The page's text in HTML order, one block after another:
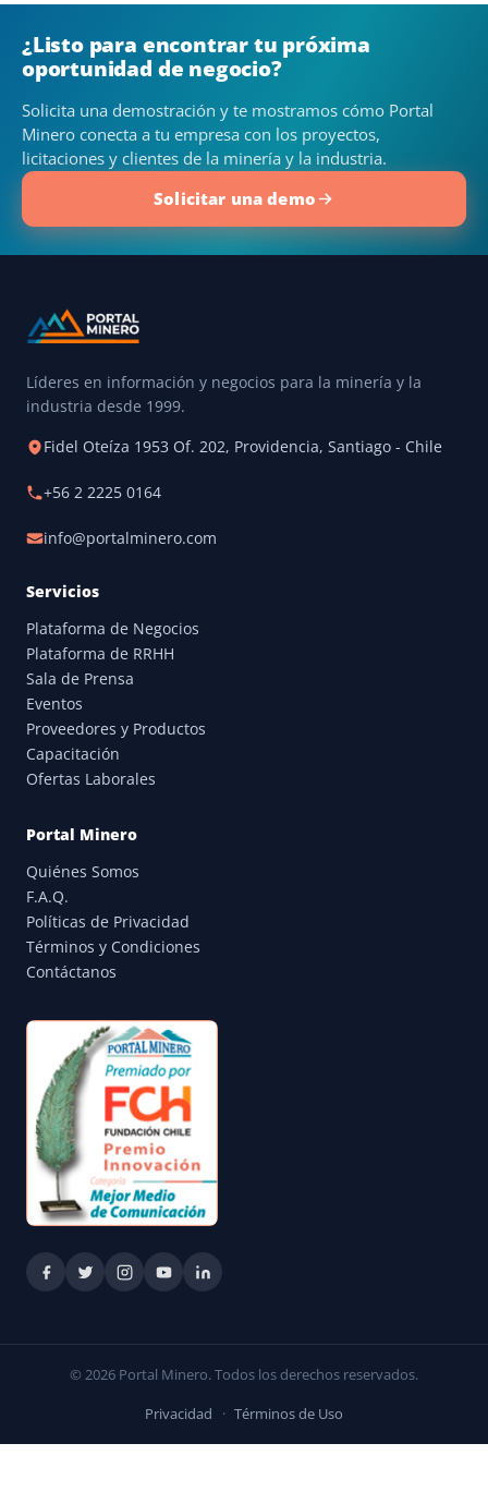
¿Listo para encontrar tu próxima
oportunidad de negocio?
Solicita una demostración y te mostramos cómo Portal
Minero conecta a tu empresa con los proyectos,
licitaciones y clientes de la minería y la industria.
Solicitar una demo
Líderes en información y negocios para la minería y la
industria desde 1999.
Fidel Oteíza 1953 Of. 202, Providencia, Santiago - Chile
+56 2 2225 0164
info@portalminero.com
Servicios
Plataforma de Negocios
Plataforma de RRHH
Sala de Prensa
Eventos
Proveedores y Productos
Capacitación
Ofertas Laborales
Portal Minero
Quiénes Somos
F.A.Q.
Políticas de Privacidad
Términos y Condiciones
Contáctanos
© 2026 Portal Minero. Todos los derechos reservados.
Privacidad · Términos de Uso